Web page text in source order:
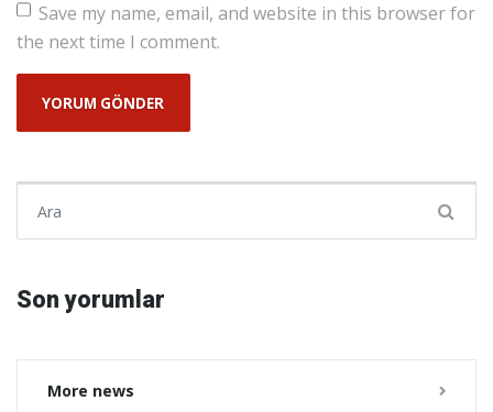
Save my name, email, and website in this browser for
the next time I comment.
Son yorumlar
More news